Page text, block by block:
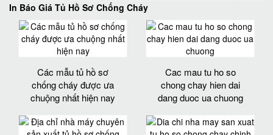
In Báo Giá Tủ Hồ Sơ Chống Cháy
Các mẫu tủ hồ sơ
chống cháy được ưa
chuộng nhất hiện nay
Cac mau tu ho so
chong chay hien dai
dang duoc ua chuong